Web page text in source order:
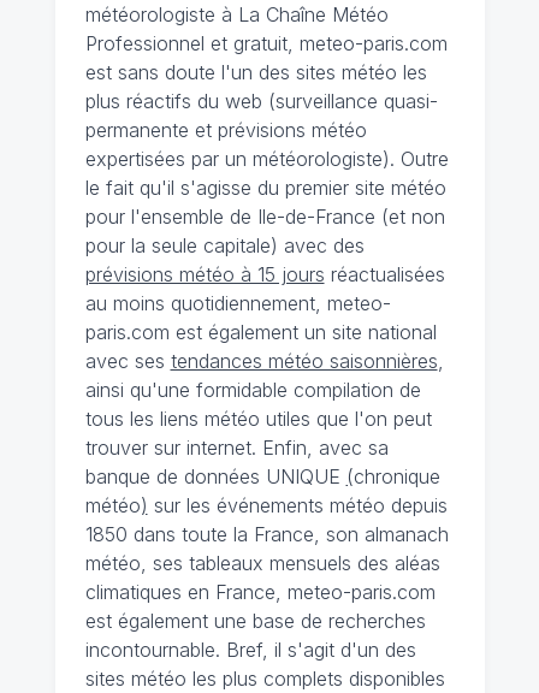
météorologiste à La Chaîne Météo
Professionnel et gratuit, meteo-paris.com
est sans doute l'un des sites météo les
plus réactifs du web (surveillance quasi-
permanente et prévisions météo
expertisées par un météorologiste). Outre
le fait qu'il s'agisse du premier site météo
pour l'ensemble de Ile-de-France (et non
pour la seule capitale) avec des
prévisions météo à 15 jours réactualisées
au moins quotidiennement, meteo-
paris.com est également un site national
avec ses tendances météo saisonnières,
ainsi qu'une formidable compilation de
tous les liens météo utiles que l'on peut
trouver sur internet. Enfin, avec sa
banque de données UNIQUE (chronique
météo) sur les événements météo depuis
1850 dans toute la France, son almanach
météo, ses tableaux mensuels des aléas
climatiques en France, meteo-paris.com
est également une base de recherches
incontournable. Bref, il s'agit d'un des
sites météo les plus complets disponibles